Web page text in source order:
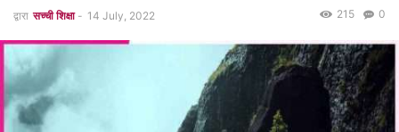
द्वारा सच्ची शिक्षा - 14 July, 2022 0
215